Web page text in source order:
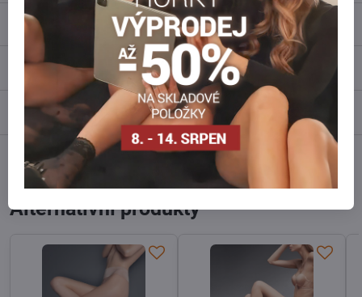
Popis
Recenze 0
Diskuse 0
Facebook Reddit LinkedIn WhatsApp
Alternativní produkty